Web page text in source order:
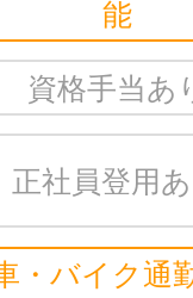
能
資格手当あ
正社員登用
・バイク通